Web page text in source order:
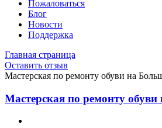
Пожаловаться
Блог
Новости
Поддержка
Главная страница
Оставить отзыв
Мастерская по ремонту обуви на
Мастерская по ремонту